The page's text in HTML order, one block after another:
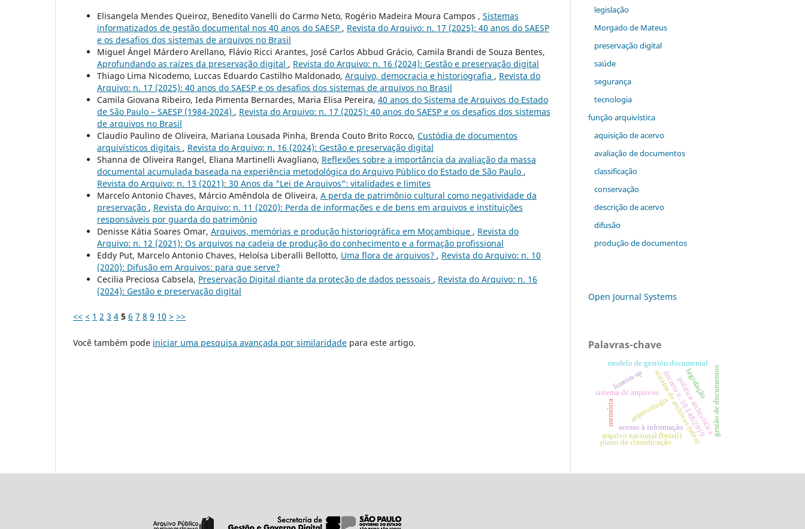
Elisangela Mendes Queiroz, Benedito Vanelli do Carmo Neto, Rogério Madeira Moura Campos , Sistemas
informatizados de gestão documental nos 40 anos do SAESP , Revista do Arquivo: n. 17 (2025): 40 anos do SAESP
e os desafios dos sistemas de arquivos no Brasil
Miguel Ángel Márdero Arellano, Flávio Ricci Arantes, José Carlos Abbud Grácio, Camila Brandi de Souza Bentes,
Aprofundando as raízes da preservação digital , Revista do Arquivo: n. 16 (2024): Gestão e preservação digital
Thiago Lima Nicodemo, Luccas Eduardo Castilho Maldonado, Arquivo, democracia e historiografia , Revista do
Arquivo: n. 17 (2025): 40 anos do SAESP e os desafios dos sistemas de arquivos no Brasil
Camila Giovana Ribeiro, Ieda Pimenta Bernardes, Maria Elisa Pereira, 40 anos do Sistema de Arquivos do Estado
de São Paulo – SAESP (1984-2024) , Revista do Arquivo: n. 17 (2025): 40 anos do SAESP e os desafios dos sistemas
de arquivos no Brasil
Claudio Paulino de Oliveira, Mariana Lousada Pinha, Brenda Couto Brito Rocco, Custódia de documentos
arquivísticos digitais , Revista do Arquivo: n. 16 (2024): Gestão e preservação digital
Shanna de Oliveira Rangel, Eliana Martinelli Avagliano, Reflexões sobre a importância da avaliação da massa
documental acumulada baseada na experiência metodológica do Arquivo Público do Estado de São Paulo ,
Revista do Arquivo: n. 13 (2021): 30 Anos da "Lei de Arquivos": vitalidades e limites
Marcelo Antonio Chaves, Márcio Amêndola de Oliveira, A perda de patrimônio cultural como negatividade da
preservação , Revista do Arquivo: n. 11 (2020): Perda de informações e de bens em arquivos e instituições
responsáveis por guarda do patrimônio
Denisse Kátia Soares Omar, Arquivos, memórias e produção historiográfica em Moçambique , Revista do
Arquivo: n. 12 (2021): Os arquivos na cadeia de produção do conhecimento e a formação profissional
Eddy Put, Marcelo Antonio Chaves, Heloísa Liberalli Bellotto, Uma flora de arquivos? , Revista do Arquivo: n. 10
(2020): Difusão em Arquivos: para que serve?
Cecilia Preciosa Cabsela, Preservação Digital diante da proteção de dados pessoais , Revista do Arquivo: n. 16
(2024): Gestão e preservação digital
<< < 1 2 3 4 5 6 7 8 9 10 > >>
Você também pode iniciar uma pesquisa avançada por similaridade para este artigo.
legislação
Morgado de Mateus
preservação digital
saúde
segurança
tecnologia
função arquivística
aquisição de acervo
avaliação de documentos
classificação
conservação
descrição de acervo
difusão
produção de documentos
Open Journal Systems
Palavras-chave
sistema de archivos (sdea)
política archivística
modelo de gestión documental
acesso à informação gestão de documentos
sistema de arquivos decreto n. 10.148/2019
arquivo nacional (brasil)
arquivologia
plano de classificação
legislação
memória
limeira-sp